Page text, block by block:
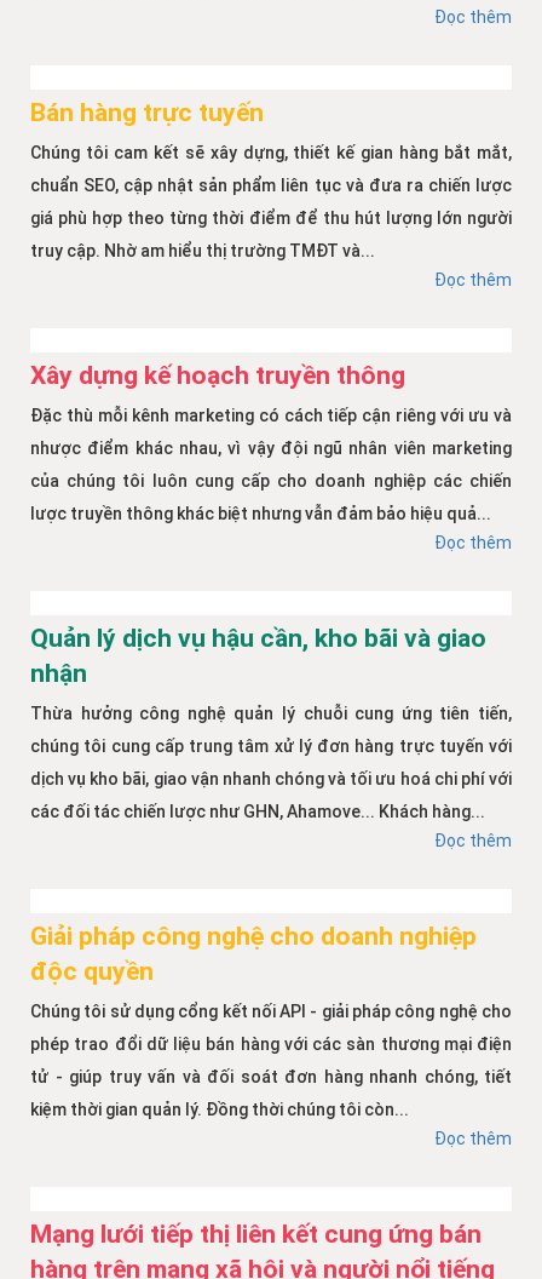
Đọc thêm
Bán hàng trực tuyến
Chúng tôi cam kết sẽ xây dựng, thiết kế gian hàng bắt mắt,
chuẩn SEO, cập nhật sản phẩm liên tục và đưa ra chiến lược
giá phù hợp theo từng thời điểm để thu hút lượng lớn người
truy cập. Nhờ am hiểu thị trường TMĐT và...
Đọc thêm
Xây dựng kế hoạch truyền thông
Đặc thù mỗi kênh marketing có cách tiếp cận riêng với ưu và
nhược điểm khác nhau, vì vậy đội ngũ nhân viên marketing
của chúng tôi luôn cung cấp cho doanh nghiệp các chiến
lược truyền thông khác biệt nhưng vẫn đảm bảo hiệu quả...
Đọc thêm
Quản lý dịch vụ hậu cần, kho bãi và giao
nhận
Thừa hưởng công nghệ quản lý chuỗi cung ứng tiên tiến,
chúng tôi cung cấp trung tâm xử lý đơn hàng trực tuyến với
dịch vụ kho bãi, giao vận nhanh chóng và tối ưu hoá chi phí với
các đối tác chiến lược như GHN, Ahamove... Khách hàng...
Đọc thêm
Giải pháp công nghệ cho doanh nghiệp
độc quyền
Chúng tôi sử dụng cổng kết nối API - giải pháp công nghệ cho
phép trao đổi dữ liệu bán hàng với các sàn thương mại điện
tử - giúp truy vấn và đối soát đơn hàng nhanh chóng, tiết
kiệm thời gian quản lý. Đồng thời chúng tôi còn...
Đọc thêm
Mạng lưới tiếp thị liên kết cung ứng bán
hàng trên mạng xã hội và người nổi tiếng